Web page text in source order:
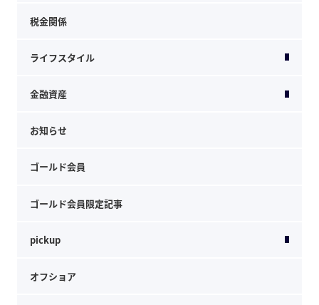
税金関係
ライフスタイル
金融資産
お知らせ
ゴールド会員
ゴールド会員限定記事
pickup
オフショア